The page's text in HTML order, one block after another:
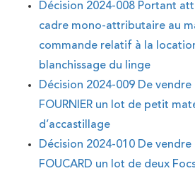
Décision 2024-008 Portant
cadre mono-attributaire au
commande relatif à la
blanchissage du linge
Décision 2024-009 De
FOURNIER un lot de petit
d’accastillage
Décision 2024-010 De vendre
FOUCARD un lot de deux